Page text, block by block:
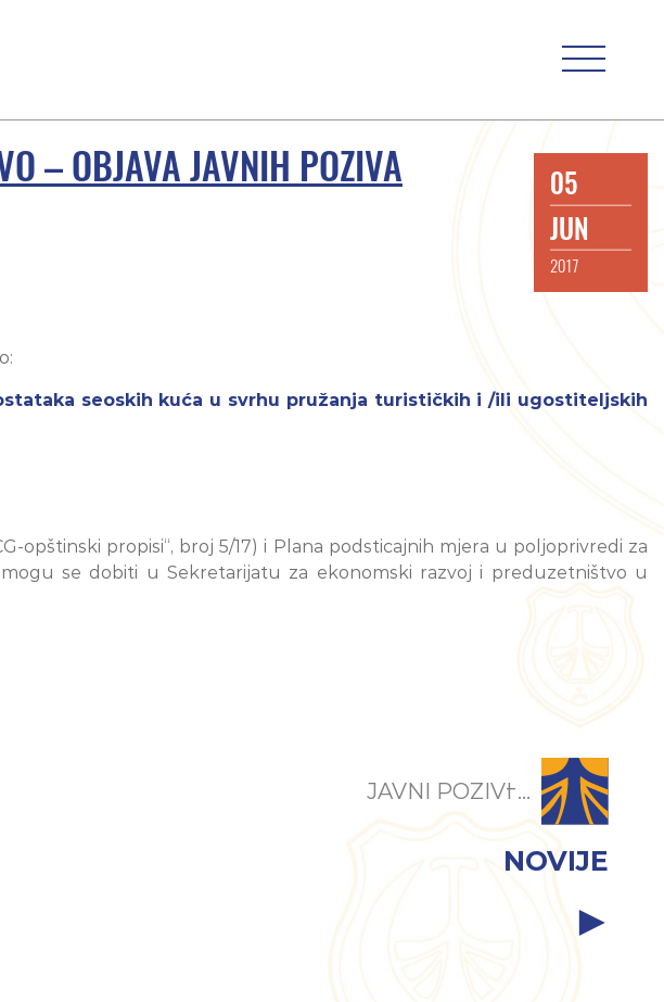
– OBJAVA JAVNIH POZIVA
05
JUN
2017
seoskih kuća u svrhu pružanja turističkih i /ili ugostiteljskih
opštinski propisi“, broj 5/17) i Plana podsticajnih mjera u poljoprivredi za
se dobiti u Sekretarijatu za ekonomski razvoj i preduzetništvo u
JAVNI POZIVI ̵...
NOVIJE